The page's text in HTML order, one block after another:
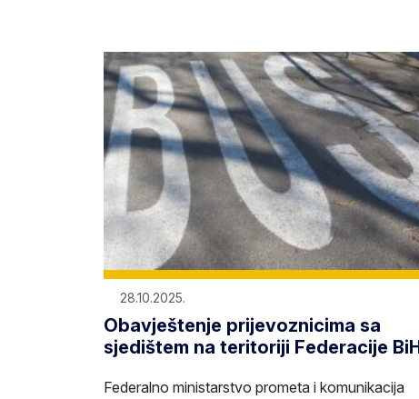
28.10.2025.
Obavještenje prijevoznicima sa
sjedištem na teritoriji Federacije
Federalno ministarstvo prometa i komunikacija